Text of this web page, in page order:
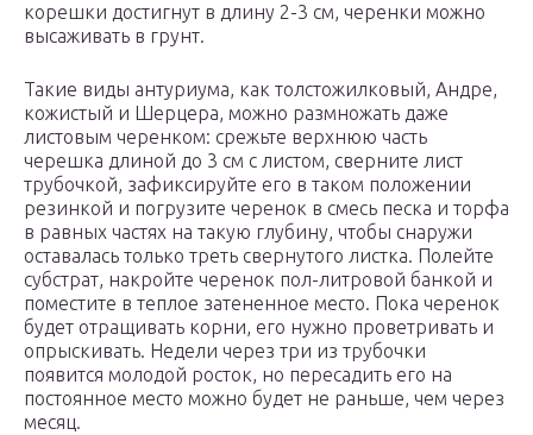
корешки достигнут в длину 2-3 см, черенки можно
высаживать в грунт.
Такие виды антуриума, как толстожилковый, Андре,
кожистый и Шерцера, можно размножать даже
листовым черенком: срежьте верхнюю часть
черешка длиной до 3 см с листом, сверните лист
трубочкой, зафиксируйте его в таком положении
резинкой и погрузите черенок в смесь песка и торфа
в равных частях на такую глубину, чтобы снаружи
оставалась только треть свернутого листка. Полейте
субстрат, накройте черенок пол-литровой банкой и
поместите в теплое затененное место. Пока черенок
будет отращивать корни, его нужно проветривать и
опрыскивать. Недели через три из трубочки
появится молодой росток, но пересадить его на
постоянное место можно будет не раньше, чем через
месяц.